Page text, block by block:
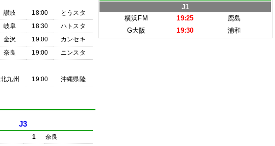
讃岐 18:00
とうスタ
岐阜 18:30
ハトスタ
金沢 19:00
カンセキ
奈良 19:00
ニンスタ
北九州 19:00 沖縄県陸
J3
1
奈良
J1
横浜FM
19:25
鹿島
G大阪
19:30 浦和